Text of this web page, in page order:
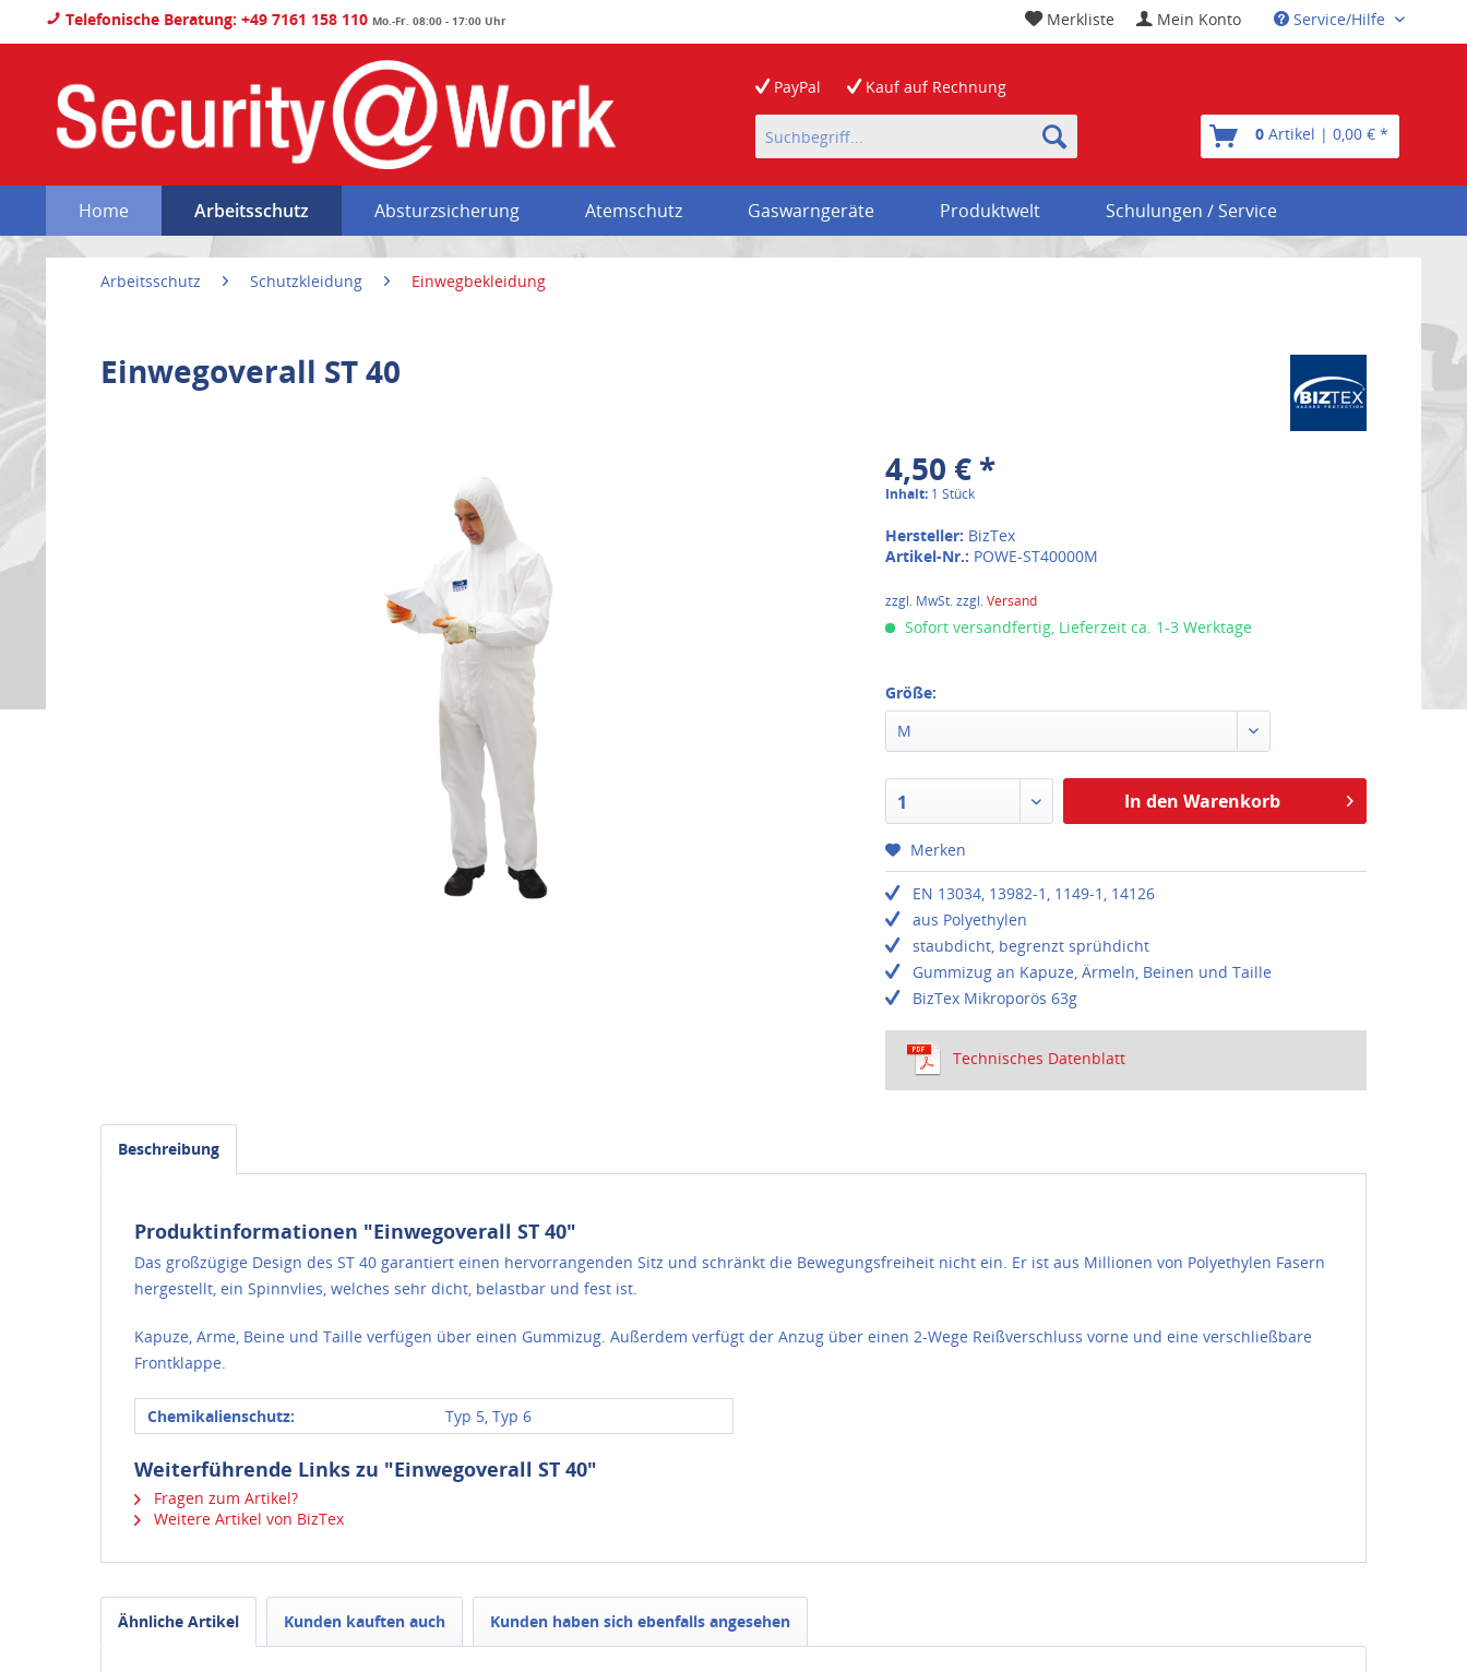
Telefonische Beratung: +49 7161 158 110 Mo.-Fr. 08:00 - 17:00 Uhr Service/Hilfe
Mein Konto
Merkliste
PayPal Kauf auf Rechnung
0 Artikel | 0,00 € *
Home Arbeitsschutz Absturzsicherung Atemschutz Gaswarngeräte Produktwelt Schulungen / Service
Arbeitsschutz Schutzkleidung Einwegbekleidung
Einwegoverall ST 40
4,50 € *
Inhalt: 1 Stück
Hersteller: BizTex
Artikel-Nr.: POWE-ST40000M
zzgl. MwSt. zzgl.Versand
Sofort versandfertig, Lieferzeit ca. 1-3 Werktage
Größe:
M
1 In den Warenkorb
Merken
EN 13034, 13982-1, 1149-1, 14126
aus Polyethylen
staubdicht, begrenzt sprühdicht
Gummizug an Kapuze, Ärmeln, Beinen und Taille
BizTex Mikroporös 63g
Technisches Datenblatt
Beschreibung
Produktinformationen "Einwegoverall ST 40"
Das großzügige Design des ST 40 garantiert einen hervorrangenden Sitz und schränkt die Bewegungsfreiheit nicht ein. Er ist aus Millionen von Polyethylen Fasern
hergestellt, ein Spinnvlies, welches sehr dicht, belastbar und fest ist.
Kapuze, Arme, Beine und Taille verfügen über einen Gummizug. Außerdem verfügt der Anzug über einen 2-Wege Reißverschluss vorne und eine verschließbare
Frontklappe.
Chemikalienschutz: Typ 5, Typ 6
Weiterführende Links zu "Einwegoverall ST 40"
Fragen zum Artikel?
Weitere Artikel von BizTex
Ähnliche Artikel Kunden kauften auch Kunden haben sich ebenfalls angesehen